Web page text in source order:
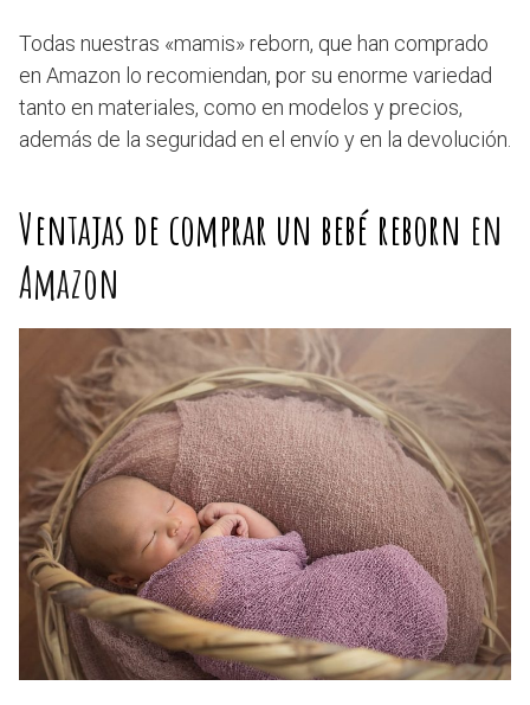
Todas nuestras «mamis» reborn, que han comprado
en Amazon lo recomiendan, por su enorme variedad
tanto en materiales, como en modelos y precios,
además de la seguridad en el envío y en la devolución.
Ventajas de comprar un bebé reborn en
Amazon